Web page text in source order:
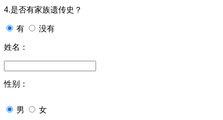
4.是否有家族遗传史？
有 没有
姓名：
性别：
男 女